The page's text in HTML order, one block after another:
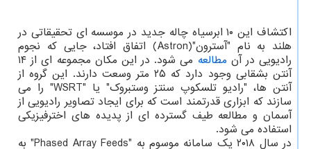
اکتشاف این ۱۰ ابرسیاه چاله جدید در موسسه ای تحقیقاتی در
هلند به نام "آسترون"(Astron) اتفاق افتاد، جایی که نجوم
رادیویی در آن مطالعه
می شود. در این مکان مجموعه ای از ۱۴
آنتن بشقابی وجود دارد که ۲۵ متر وسعت دارند. این گروه از
آنتن ها، "رادیو تلسکوپ سنتز وستبروک" یا "WSRT" را می
سازند که ابزاری قدرتمند است که برای ایجاد تصاویر رادیویی از
آسمان و مطالعه طیف گسترده ای از پدیده های اخترفیزیکی
استفاده می شود.
در سال ۲۰۱۸ یک سامانه موسوم به "Phased Array Feeds" به